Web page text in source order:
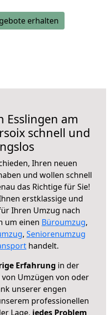
erhalten
Esslingen am
schnell und
Ihren neuen
und wollen schnell
das Richtige für Sie!
erstklassige und
Ihren Umzug nach
um einen Büroumzug,
, Seniorenumzug
handelt.
Erfahrung in der
Umzügen von oder
unserer engen
professionellen
Lage, jedes Problem